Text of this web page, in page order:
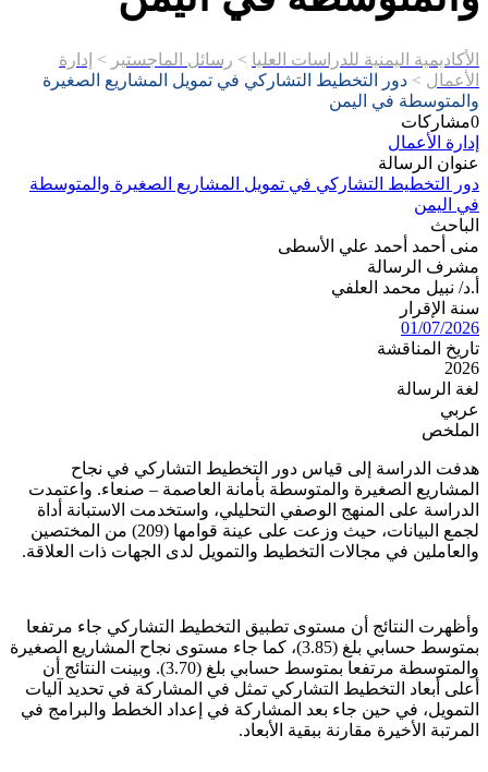
الأكاديمية اليمنية للدراسات العليا > رسائل الماجستير > إدارة
الأعمال > دور التخطيط التشاركي في تمويل المشاريع الصغيرة
والمتوسطة في اليمن
0مشاركات
إدارة الأعمال
عنوان الرسالة
دور التخطيط التشاركي في تمويل المشاريع الصغيرة والمتوسطة
في اليمن
الباحث
منى أحمد أحمد علي الأسطى
مشرف الرسالة
أ.د/ نبيل محمد العلفي
سنة الإقرار
01/07/2026
تاريخ المناقشة
2026
لغة الرسالة
عربي
الملخص
هدفت الدراسة إلى قياس دور التخطيط التشاركي في نجاح
المشاريع الصغيرة والمتوسطة بأمانة العاصمة – صنعاء. واعتمدت
الدراسة على المنهج الوصفي التحليلي، واستخدمت الاستبانة أداة
لجمع البيانات، حيث وزعت على عينة قوامها (209) من المختصين
والعاملين في مجالات التخطيط والتمويل لدى الجهات ذات العلاقة.
وأظهرت النتائج أن مستوى تطبيق التخطيط التشاركي جاء مرتفعا
بمتوسط حسابي بلغ (3.85)، كما جاء مستوى نجاح المشاريع الصغيرة
والمتوسطة مرتفعا بمتوسط حسابي بلغ (3.70). وبينت النتائج أن
أعلى أبعاد التخطيط التشاركي تمثل في المشاركة في تحديد آليات
التمويل، في حين جاء بعد المشاركة في إعداد الخطط والبرامج في
المرتبة الأخيرة مقارنة ببقية الأبعاد.